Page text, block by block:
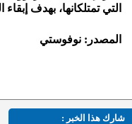
التي تمتلكانها، بهدف
المصدر: نوفوستي
شارك هذا الخبر :